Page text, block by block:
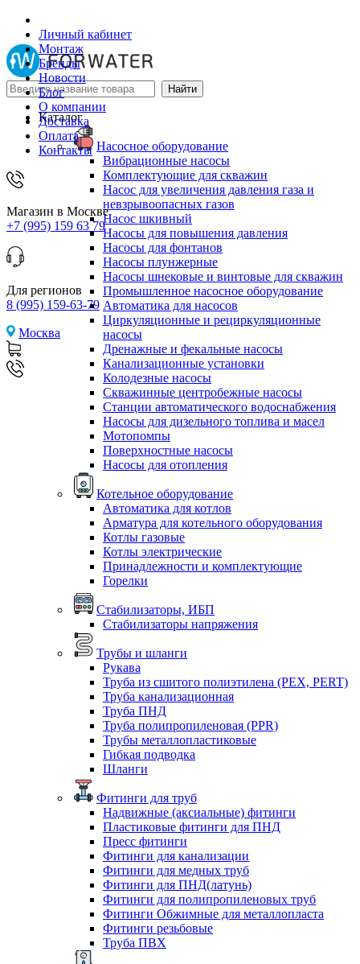
Личный кабинет
Монтаж
Бренды
Новости
Блог
О компании
Доставка
Оплата
Контакты
Магазин в Москве
+7 (995) 159 63 79
Для регионов
8 (995) 159-63-79
Москва
Каталог
Насосное оборудование
Вибрационные насосы
Комплектующие для скважин
Насос для увеличения давления газа и
невзрывоопасных газов
Насос шкивный
Насосы для повышения давления
Насосы для фонтанов
Насосы плунжерные
Насосы шнековые и винтовые для скважин
Промышленное насосное оборудование
Автоматика для насосов
Циркуляционные и рециркуляционные
насосы
Дренажные и фекальные насосы
Канализационные установки
Колодезные насосы
Скважинные центробежные насосы
Станции автоматического водоснабжения
Насосы для дизельного топлива и масел
Мотопомпы
Поверхностные насосы
Насосы для отопления
Котельное оборудование
Автоматика для котлов
Арматура для котельного оборудования
Котлы газовые
Котлы электрические
Принадлежности и комплектующие
Горелки
Стабилизаторы, ИБП
Стабилизаторы напряжения
Трубы и шланги
Рукава
Труба из сшитого полиэтилена (PEX, PERT)
Труба канализационная
Труба ПНД
Труба полипропиленовая (PPR)
Трубы металлопластиковые
Гибкая подводка
Шланги
Фитинги для труб
Надвижные (аксиальные) фитинги
Пластиковые фитинги для ПНД
Пресс фитинги
Фитинги для канализации
Фитинги для медных труб
Фитинги для ПНД(латунь)
Фитинги для полипропиленовых труб
Фитинги Обжимные для металлопласта
Фитинги резьбовые
Труба ПВХ